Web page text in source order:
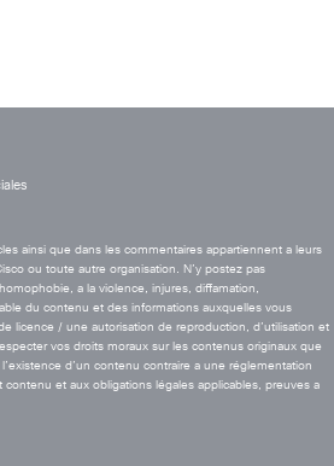
ainsi que dans les commentaires appartiennent a leurs
ou toute autre organisation. N’y postez pas
a la violence, injures, diffamation,
du contenu et des informations auxquelles vous
licence / une autorisation de reproduction, d’utilisation et
vos droits moraux sur les contenus originaux que
d’un contenu contraire a une réglementation
et aux obligations légales applicables, preuves a